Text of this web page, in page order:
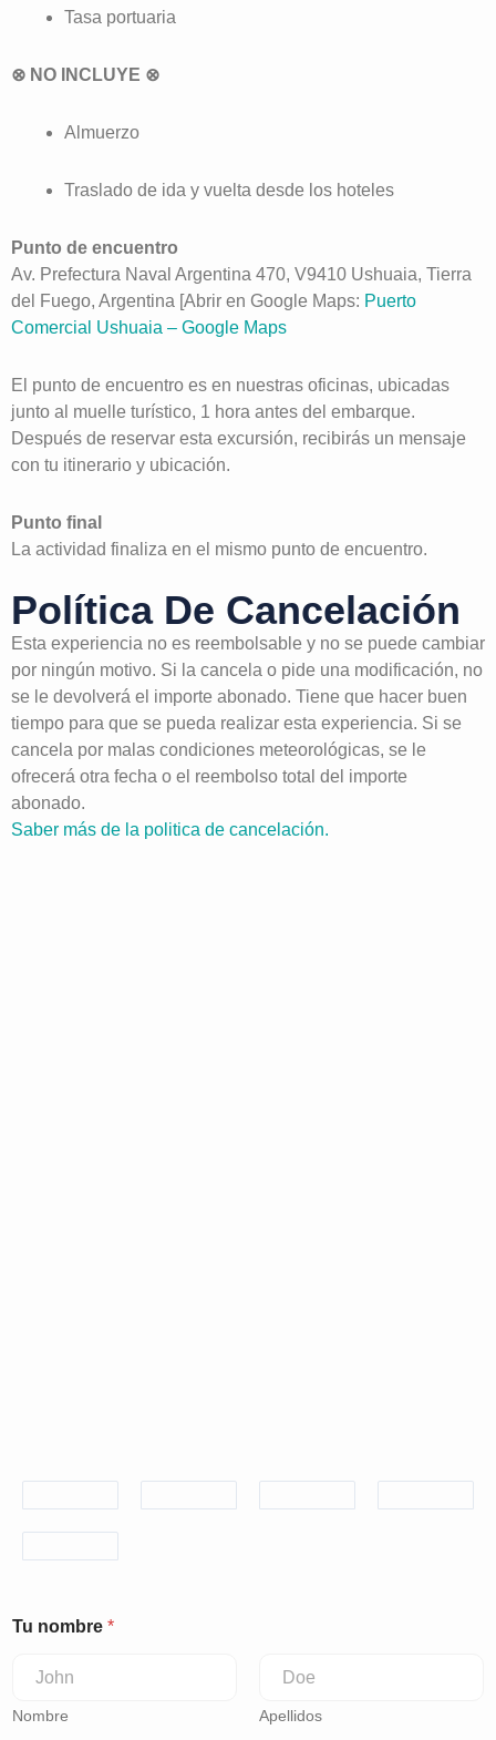
Tasa portuaria
⊗ NO INCLUYE ⊗
Almuerzo
Traslado de ida y vuelta desde los hoteles
Punto de encuentro
Av. Prefectura Naval Argentina 470, V9410 Ushuaia, Tierra
del Fuego, Argentina [Abrir en Google Maps: Puerto
Comercial Ushuaia – Google Maps
El punto de encuentro es en nuestras oficinas, ubicadas
junto al muelle turístico, 1 hora antes del embarque.
Después de reservar esta excursión, recibirás un mensaje
con tu itinerario y ubicación.
Punto final
La actividad finaliza en el mismo punto de encuentro.
Política De Cancelación
Esta experiencia no es reembolsable y no se puede cambiar
por ningún motivo. Si la cancela o pide una modificación, no
se le devolverá el importe abonado. Tiene que hacer buen
tiempo para que se pueda realizar esta experiencia. Si se
cancela por malas condiciones meteorológicas, se le
ofrecerá otra fecha o el reembolso total del importe
abonado.
Saber más de la politica de cancelación.
Tu nombre *
Nombre Apellidos